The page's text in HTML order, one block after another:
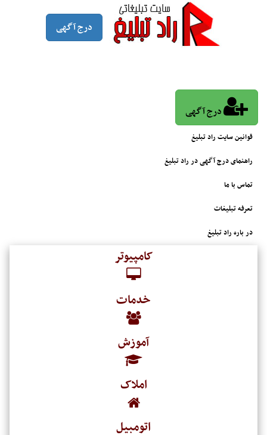
درج آگهی
درج آگهی
قوانین سایت راد تبلیغ
راهنمای درج آگهی در راد تبلیغ
تماس با ما
تعرفه تبلیغات
در باره راد تبلیغ
کامپیوتر
خدمات
آموزش
املاک
اتومبیل